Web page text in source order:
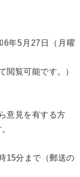
6年5月27日（月曜
閲覧可能です。）
意見を有する方
分まで（郵送の